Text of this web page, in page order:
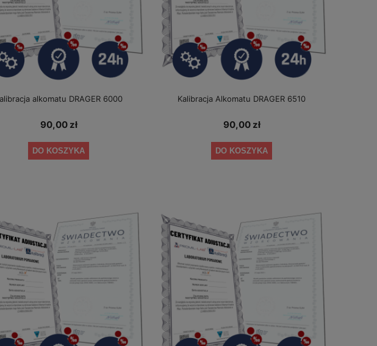
alkomatu DRAGER 6000
90,00 zł
DO KOSZYKA
Kalibracja Alkomatu DRAGER 6510
90,00 zł
DO KOSZYKA